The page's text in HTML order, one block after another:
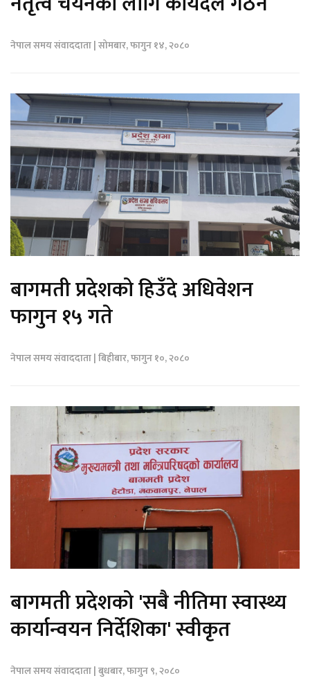
नेपाल समय संवाददाता | सोमबार, फागुन १४, २०८०
बागमती प्रदेशको हिउँदे अधिवेशन
फागुन १५ गते
नेपाल समय संवाददाता | बिहीबार, फागुन १०, २०८०
बागमती प्रदेशको 'सबै नीतिमा स्वास्थ्य
कार्यान्वयन निर्देशिका' स्वीकृत
नेपाल समय संवाददाता | बुधबार, फागुन ९, २०८०